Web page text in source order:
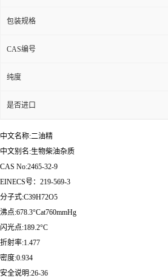
包装规格
CAS编号
纯度
是否进口
中文名称:二油精
中文别名:生物柴油杂质
CAS No:2465-32-9
EINECS号：219-569-3
分子式:C39H72O5
沸点:678.3°Cat760mmHg
闪光点:189.2°C
折射率:1.477
密度:0.934
安全说明:26-36